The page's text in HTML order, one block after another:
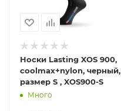
Носки Lasting XOS 900,
coolmax+nylon, черный,
размер S , XOS900-S
Много